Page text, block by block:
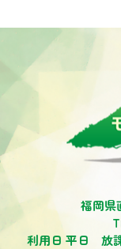
福岡県
利用日 平日 放